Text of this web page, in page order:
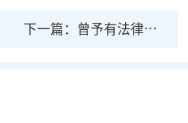
下一篇： 曾予有法律效力曾予能公证吗？